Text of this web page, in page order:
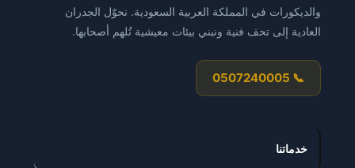
والديكورات في المملكة العربية السعودية. نحوّل الجدران
العادية إلى تحف فنية ونبني بيئات معيشية تُلهم أصحابها.
📞 0507240005
خدماتنا